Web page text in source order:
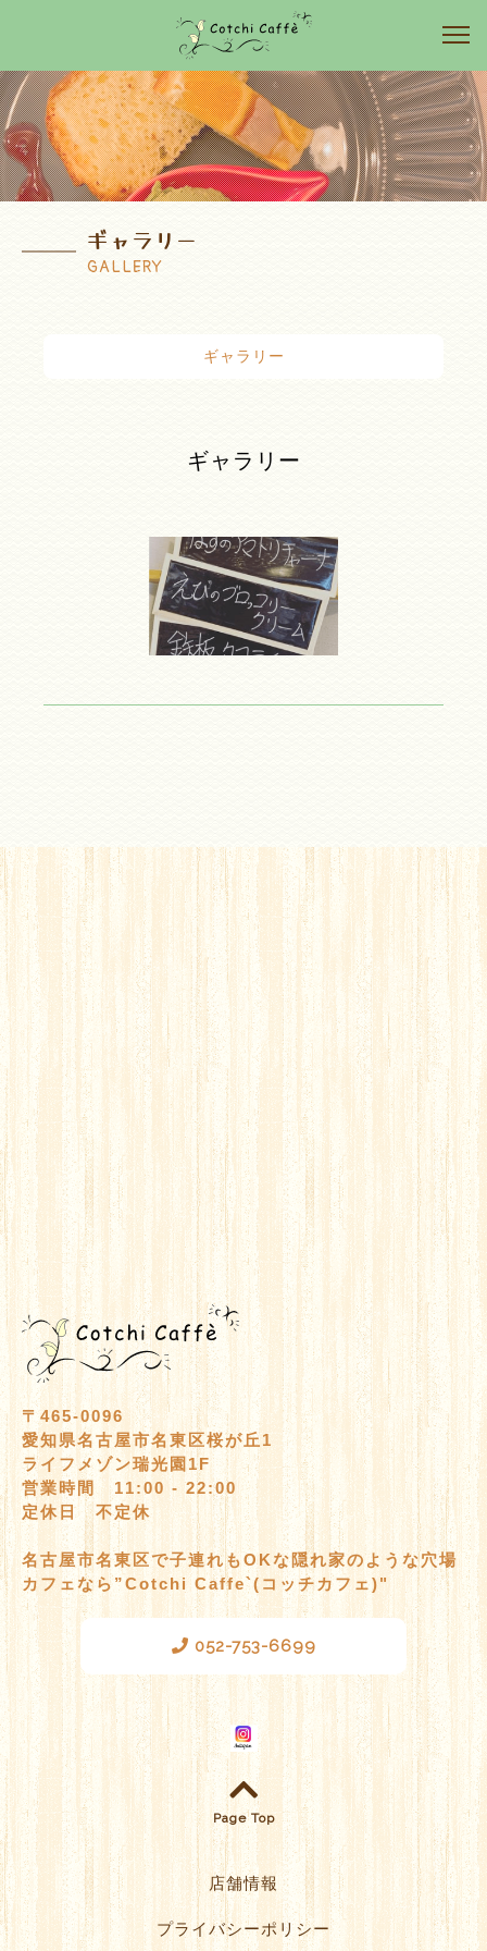
ギャラリー
GALLERY
ギャラリー
ギャラリー
〒465-0096
愛知県名古屋市名東区桜が丘1
ライフメゾン瑞光園1F
営業時間 11:00 - 22:00
定休日 不定休
名古屋市名東区で子連れもOKな隠れ家のような穴場
カフェなら”Cotchi Caffe`(コッチカフェ)"
052-753-6699
Page Top
店舗情報
プライバシーポリシー